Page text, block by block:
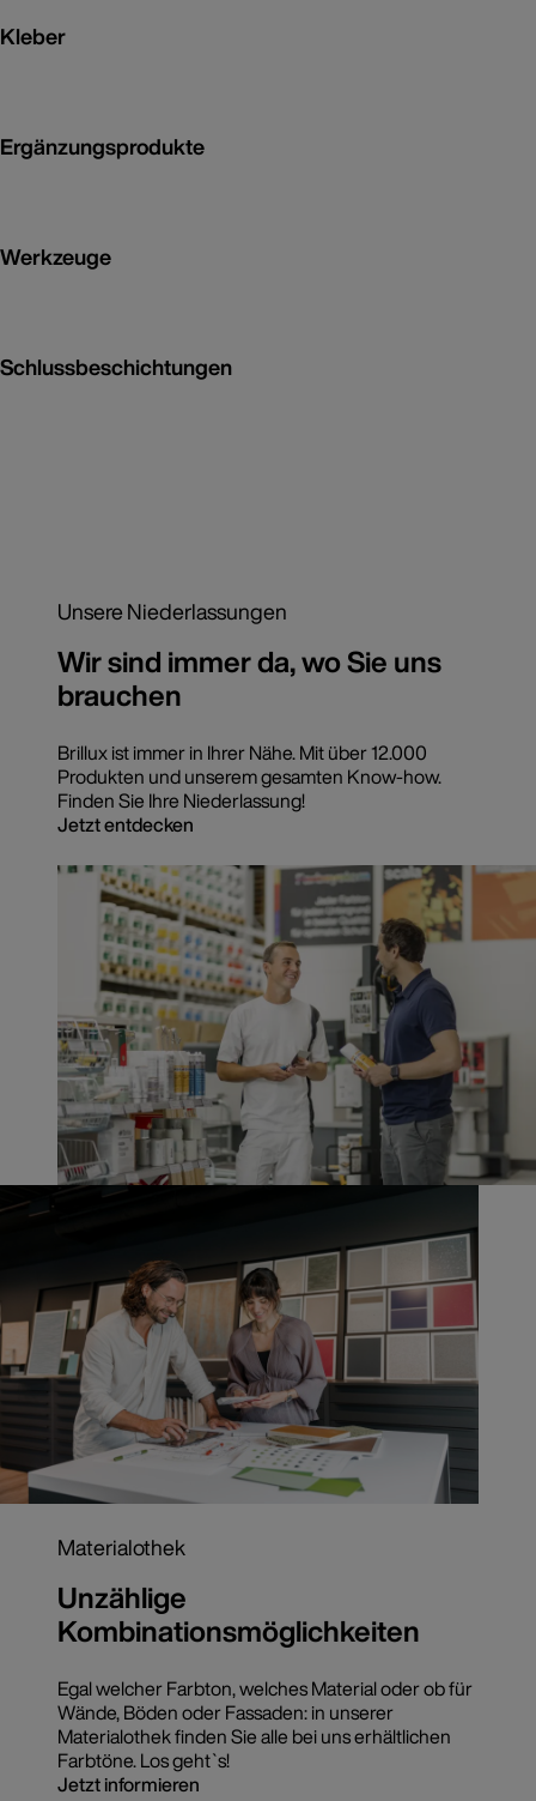
Kleber
Ergänzungsprodukte
Werkzeuge
Schlussbeschichtungen
Unsere Niederlassungen
Wir sind immer da, wo Sie uns
brauchen
Brillux ist immer in Ihrer Nähe. Mit über 12.000
Produkten und unserem gesamten Know-how.
Finden Sie Ihre Niederlassung!
Jetzt entdecken
Materialothek
Unzählige
Kombinationsmöglichkeiten
Egal welcher Farbton, welches Material oder ob für
Wände, Böden oder Fassaden: in unserer
Materialothek finden Sie alle bei uns erhältlichen
Farbtöne. Los geht`s!
Jetzt informieren